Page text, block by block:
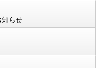
知らせ